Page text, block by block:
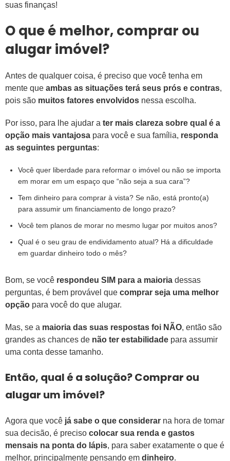
suas finanças!
O que é melhor, comprar ou
alugar imóvel?
Antes de qualquer coisa, é preciso que você tenha em
mente que ambas as situações terá seus prós e contras,
pois são muitos fatores envolvidos nessa escolha.
Por isso, para lhe ajudar a ter mais clareza sobre qual é a
opção mais vantajosa para você e sua família, responda
as seguintes perguntas:
Você quer liberdade para reformar o imóvel ou não se importa
em morar em um espaço que “não seja a sua cara”?
Tem dinheiro para comprar à vista? Se não, está pronto(a)
para assumir um financiamento de longo prazo?
Você tem planos de morar no mesmo lugar por muitos anos?
Qual é o seu grau de endividamento atual? Há a dificuldade
em guardar dinheiro todo o mês?
Bom, se você respondeu SIM para a maioria dessas
perguntas, é bem provável que comprar seja uma melhor
opção para você do que alugar.
Mas, se a maioria das suas respostas foi NÃO, então são
grandes as chances de não ter estabilidade para assumir
uma conta desse tamanho.
Então, qual é a solução? Comprar ou
alugar um imóvel?
Agora que você já sabe o que considerar na hora de tomar
sua decisão, é preciso colocar sua renda e gastos
mensais na ponta do lápis, para saber exatamente o que é
melhor, principalmente pensando em dinheiro.